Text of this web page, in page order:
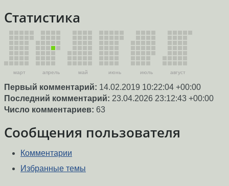
Статистика
март апрель май июнь июль август
Первый комментарий: 14.02.2019 10:22:04 +00:00
Последний комментарий: 23.04.2026 23:12:43 +00:00
Число комментариев: 63
Сообщения пользователя
Комментарии
Избранные темы